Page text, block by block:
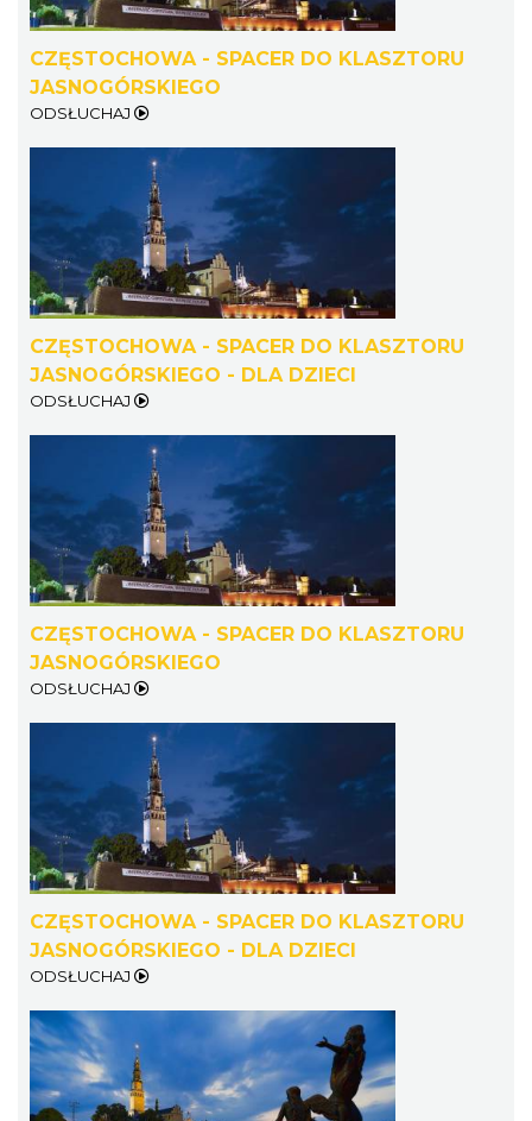
CZĘSTOCHOWA - SPACER DO KLASZTORU
JASNOGÓRSKIEGO
ODSŁUCHAJ
CZĘSTOCHOWA - SPACER DO KLASZTORU
JASNOGÓRSKIEGO - DLA DZIECI
ODSŁUCHAJ
CZĘSTOCHOWA - SPACER DO KLASZTORU
JASNOGÓRSKIEGO
ODSŁUCHAJ
CZĘSTOCHOWA - SPACER DO KLASZTORU
JASNOGÓRSKIEGO - DLA DZIECI
ODSŁUCHAJ